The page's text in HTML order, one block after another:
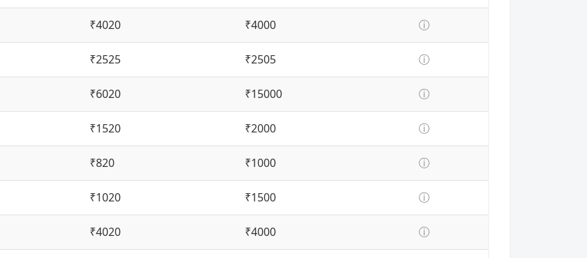
₹4020 ₹4000 ⓘ
₹2525 ₹2505 ⓘ
₹6020 ₹15000 ⓘ
₹1520 ₹2000 ⓘ
₹820 ₹1000 ⓘ
₹1020 ₹1500 ⓘ
₹4020 ₹4000 ⓘ